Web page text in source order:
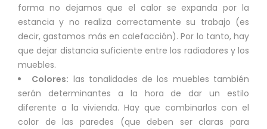
forma no dejamos que el calor se expanda por la
estancia y no realiza correctamente su trabajo (es
decir, gastamos más en calefacción). Por lo tanto, hay
que dejar distancia suficiente entre los radiadores y los
muebles.
Colores: las tonalidades de los muebles también
serán determinantes a la hora de dar un estilo
diferente a la vivienda. Hay que combinarlos con el
color de las paredes (que deben ser claras para